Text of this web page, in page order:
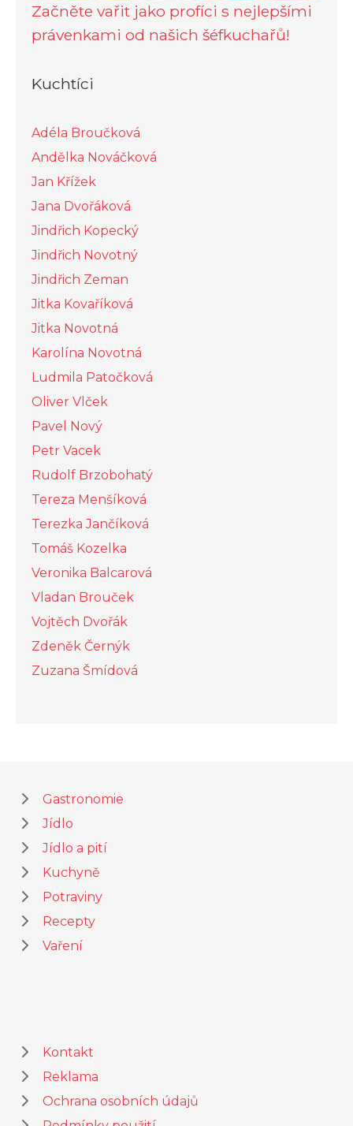
Začněte vařit jako profíci s nejlepšími
právenkami od našich šéfkuchařů!
Kuchtíci
Adéla Broučková
Andělka Nováčková
Jan Křížek
Jana Dvořáková
Jindřich Kopecký
Jindřich Novotný
Jindřich Zeman
Jitka Kovaříková
Jitka Novotná
Karolína Novotná
Ludmila Patočková
Oliver Vlček
Pavel Nový
Petr Vacek
Rudolf Brzobohatý
Tereza Menšíková
Terezka Jančíková
Tomáš Kozelka
Veronika Balcarová
Vladan Brouček
Vojtěch Dvořák
Zdeněk Černýk
Zuzana Šmídová
Gastronomie
Jídlo
Jídlo a pití
Kuchyně
Potraviny
Recepty
Vaření
Kontakt
Reklama
Ochrana osobních údajů